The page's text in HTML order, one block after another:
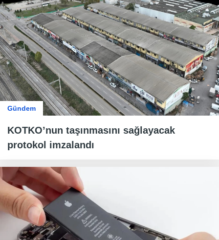
Gündem
KOTKO’nun taşınmasını sağlayacak
protokol imzalandı